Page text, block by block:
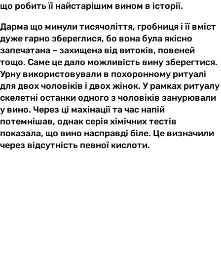
що робить її найстарішим вином в історії.
Дарма що минули тисячоліття, гробниця і її вміст
дуже гарно збереглися, бо вона була якісно
запечатана – захищена від витоків, повеней
тощо. Саме це дало можливість вину зберегтися.
Урну використовували в похоронному ритуалі
для двох чоловіків і двох жінок. У рамках ритуалу
скелетні останки одного з чоловіків занурювали
у вино. Через ці махінації та час напій
потемнішав, однак серія хімічних тестів
показала, що вино насправді біле. Це визначили
через відсутність певної кислоти.